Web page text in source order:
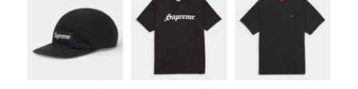
コラボレーションブランドから探す
シーズンから探す